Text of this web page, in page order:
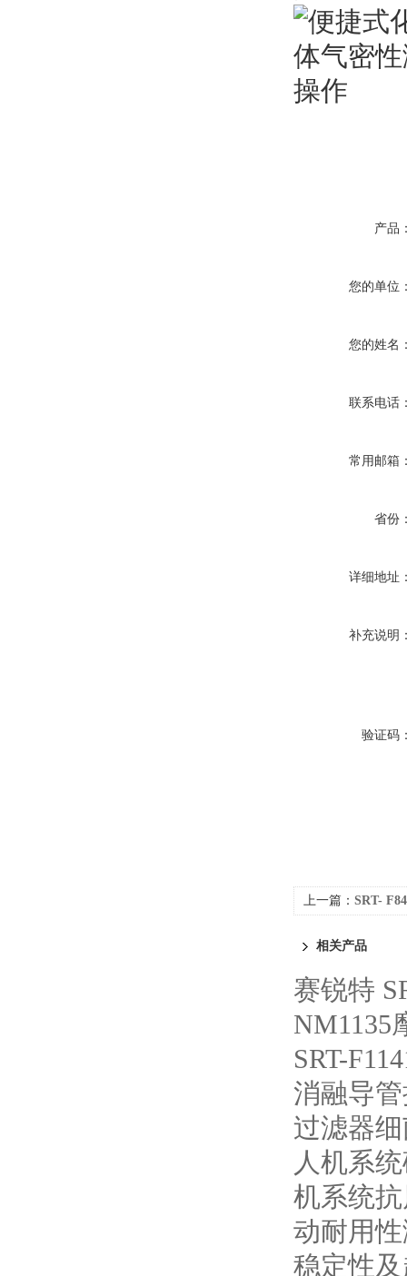
产品
您的单位
您的姓名
联系电话
常用邮箱
省份
详细地址
补充说明
验证码
上一篇： SRT-
相关产品
赛锐特
NM1135
SRT-
消融导
过滤器
人机系
机系统
动耐用
稳定性